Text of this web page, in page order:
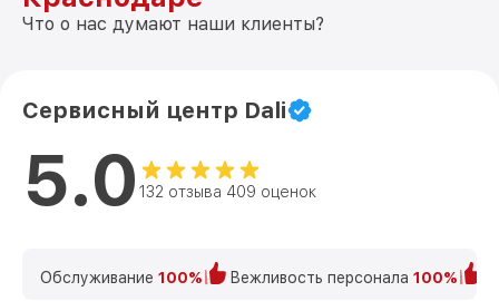
Что о нас думают наши клиенты?
Сервисный центр Dali
5.0 132 отзыва 409 оценок
Обслуживание 100% Вежливость персонала 100%